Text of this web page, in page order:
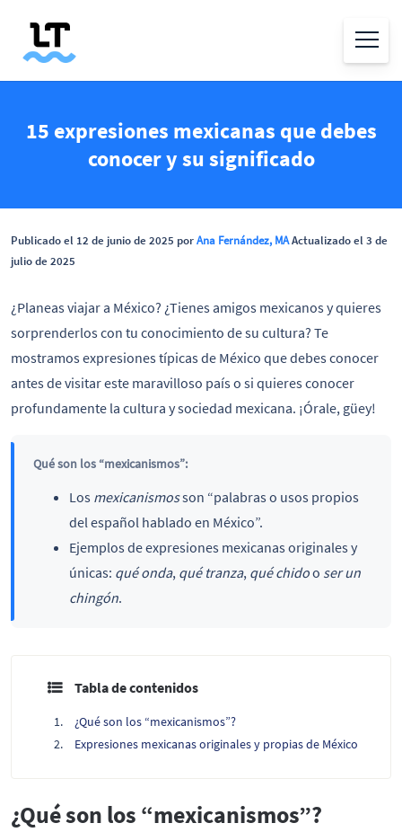
15 expresiones mexicanas que debes
conocer y su significado
Publicado el 12 de junio de 2025 porAna Fernández, MAActualizado el 3 de
julio de 2025
¿Planeas viajar a México? ¿Tienes amigos mexicanos y quieres
sorprenderlos con tu conocimiento de su cultura? Te
mostramos expresiones típicas de México que debes conocer
antes de visitar este maravilloso país o si quieres conocer
profundamente la cultura y sociedad mexicana. ¡Órale, güey!
Qué son los “mexicanismos”:
Los mexicanismosson “palabras o usos propios
del español hablado en México”.
Ejemplos de expresiones mexicanas originales y
únicas: qué onda, qué tranza, qué chidoo ser un
chingón.
Tabla de contenidos
¿Qué son los “mexicanismos”?
Expresiones mexicanas originales y propias de México
¿Qué son los “mexicanismos”?